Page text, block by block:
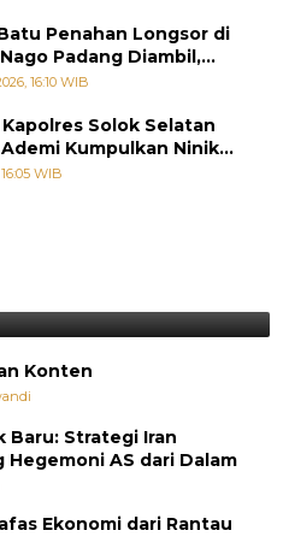
Penahan Longsor di
Padang Diambil,
Bencana Terulang
16:10 WIB
Solok Selatan
Kumpulkan Ninik
Kamtibmas dan Judi
WIB
tetapi Jepang Selalu
Konten
Baru: Strategi Iran
Hegemoni AS dari Dalam
Ekonomi dari Rantau